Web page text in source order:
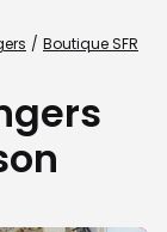
Boutique SFR